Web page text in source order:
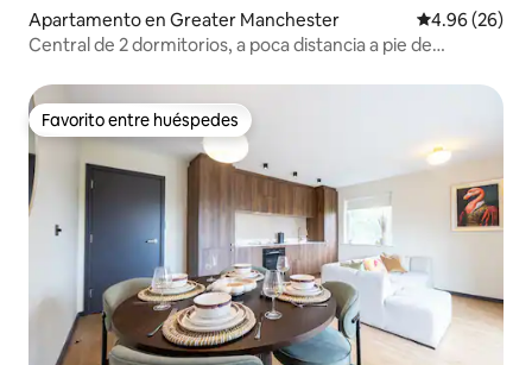
Apartamento en Greater Manchester Calificación
4.96 (26)
Central de 2 dormitorios, a poca distancia a pie de
Favorito entre huéspedes
Favorito entre huéspedes